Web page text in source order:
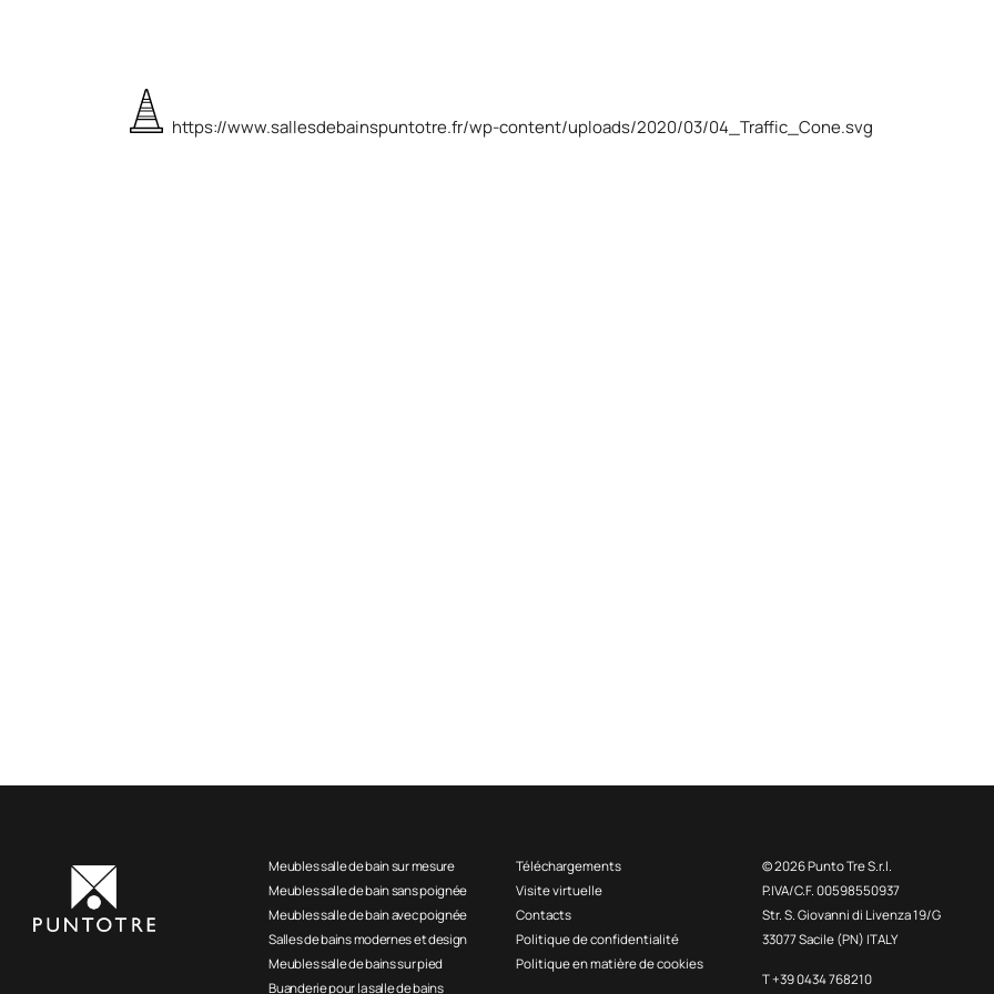
https://www.sallesdebainspuntotre.fr/wp-content/uploads/2020/03/04_Traffic_Cone.svg
Meubles salle de bain sur mesure
Meubles salle de bain sans poignée
Meubles salle de bain avec poignée
Salles de bains modernes et design
Meubles salle de bains sur pied
Buanderie pour la salle de bains
Téléchargements
Visite virtuelle
Contacts
Politique de confidentialité
Politique en matière de cookies
© 2026 Punto Tre S.r.l.
P.IVA/C.F. 00598550937
Str. S. Giovanni di Livenza 19/G
33077 Sacile (PN) ITALY
T +39 0434 768210